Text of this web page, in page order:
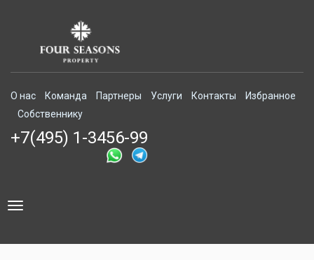
О нас Команда Партнеры Услуги Контакты
Избранное
Собственнику
+7(495) 1-3456-99
Toggle